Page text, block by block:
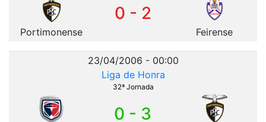
Portimonense
0 - 2
Feirense
23/04/2006 - 00:00
Liga de Honra
32ª Jornada
0 - 3